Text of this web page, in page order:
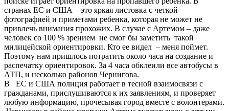
странах ЕС и США – это яркая листовка с четкой
фотографией и приметами ребенка, которая не может не
привлечь внимания прохожих. В случае с Артемом – даже
человек со 100 % зрением не смог бы заметить такой
милицейской ориентировки. Кто ее видел – меня поймет.
Поэтому нам пришлось потратить около часа на создание и
распечатку ориентировок. За 4 часа обклеили все автобусы в
АТП, и несколько районов Чернигова.
В ЕС и США полиция работает в тесной взаимосвязи с
гражданами, прислушиваются к их заявлениям, и проверяет
любую информацию, прочесывая город вместе с волонтерами.